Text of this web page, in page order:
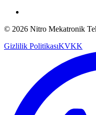
© 2026 Nitro Mekatronik
Gizlilik PolitikasıKVKK